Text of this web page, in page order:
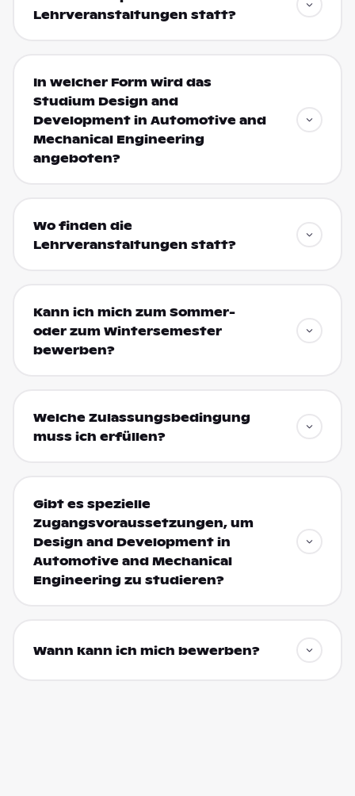
Lehrveranstaltungen statt?
In welcher Form wird das
Studium Design and
Development in Automotive and
Mechanical Engineering
angeboten?
Wo finden die
Lehrveranstaltungen statt?
Kann ich mich zum Sommer-
oder zum Wintersemester
bewerben?
Welche Zulassungsbedingung
muss ich erfüllen?
Gibt es spezielle
Zugangsvoraussetzungen, um
Design and Development in
Automotive and Mechanical
Engineering zu studieren?
Wann kann ich mich bewerben?